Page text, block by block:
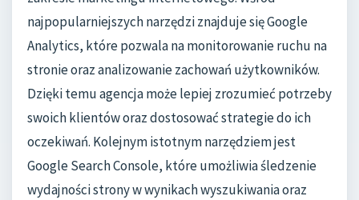
najpopularniejszych narzędzi znajduje się Google
Analytics, które pozwala na monitorowanie ruchu na
stronie oraz analizowanie zachowań użytkowników.
Dzięki temu agencja może lepiej zrozumieć potrzeby
swoich klientów oraz dostosować strategie do ich
oczekiwań. Kolejnym istotnym narzędziem jest
Google Search Console, które umożliwia śledzenie
wydajności strony w wynikach wyszukiwania oraz